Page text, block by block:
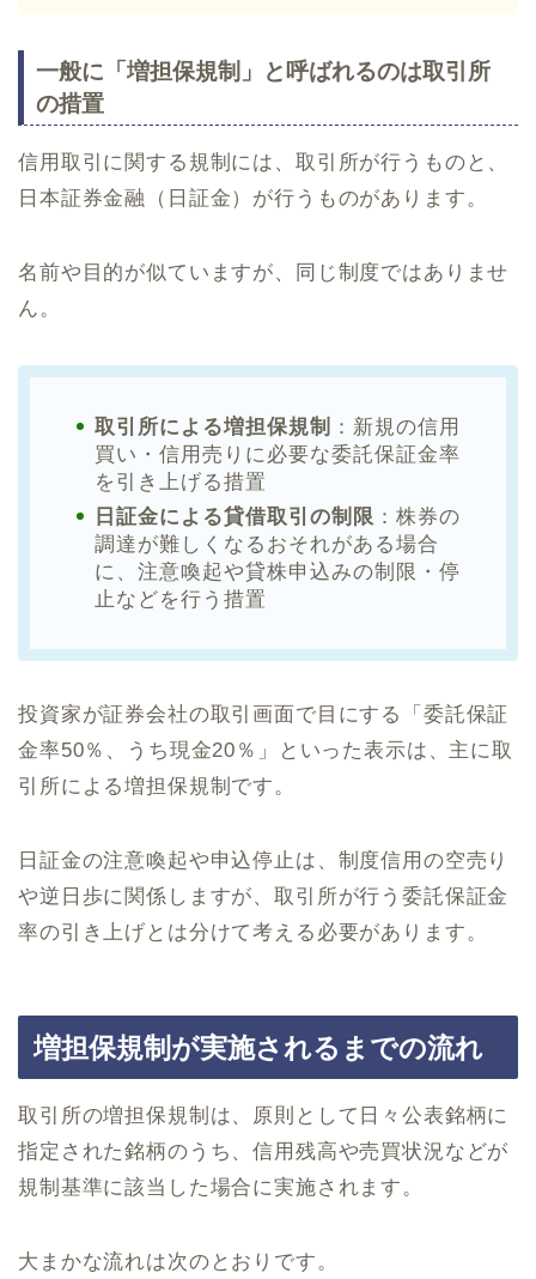
一般に「増担保規制」と呼ばれるのは取引所
の措置
信用取引に関する規制には、取引所が行うものと、
日本証券金融（日証金）が行うものがあります。
名前や目的が似ていますが、同じ制度ではありませ
ん。
取引所による増担保規制
：新規の信用
買い・信用売りに必要な委託保証金率
を引き上げる措置
日証金による貸借取引の制限 ：株券の
調達が難しくなるおそれがある場合
に、注意喚起や貸株申込みの制限・停
止などを行う措置
投資家が証券会社の取引画面で目にする「委託保証
金率50％、うち現金20％」といった表示は、主に取
引所による増担保規制です。
日証金の注意喚起や申込停止は、制度信用の空売り
や逆日歩に関係しますが、取引所が行う委託保証金
率の引き上げとは分けて考える必要があります。
増担保規制が実施されるまでの流れ
取引所の増担保規制は、原則として日々公表銘柄に
指定された銘柄のうち、信用残高や売買状況などが
規制基準に該当した場合に実施されます。
大まかな流れは次のとおりです。